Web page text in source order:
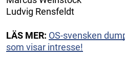
Ludvig Rensfeldt
LÄS MER: OS-svensken
som visar intresse!